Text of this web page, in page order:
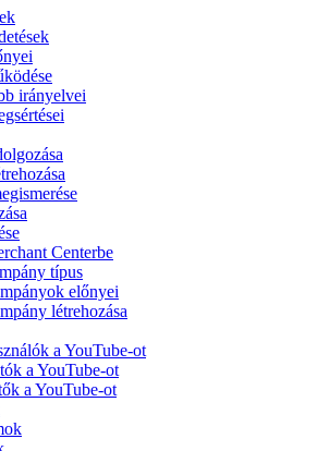
irányelvei
Centerbe
típus
előnyei
létrehozása
a YouTube-ot
a YouTube-ot
a YouTube-ot